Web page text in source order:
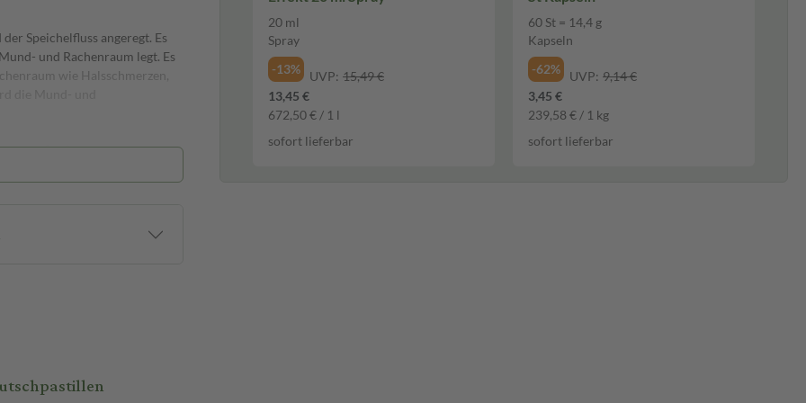
Speichelfluss angeregt. Es
und Rachenraum legt. Es
wie Halsschmerzen,
Hydro-Effekt optimal zu
20 ml
Spray
-13%
UVP: 15,49 €
13,45 €
672,50 € / 1 l
sofort lieferbar
60 St = 14,4 g
Kapseln
-62%
UVP: 9,14 €
3,45 €
239,58 € / 1 kg
sofort lieferbar